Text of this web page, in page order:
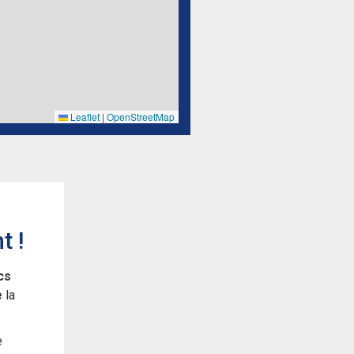
Leaflet | OpenStreetMap
!
la